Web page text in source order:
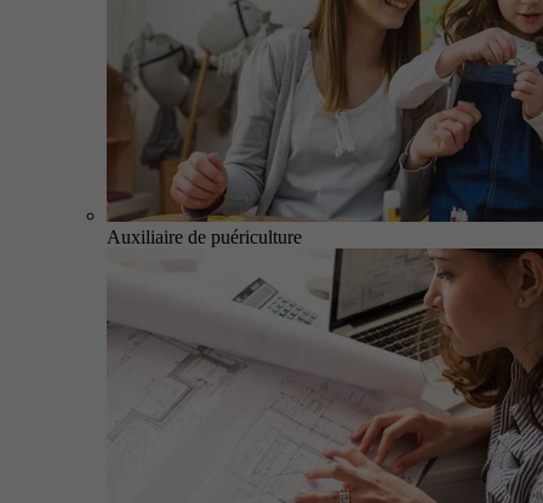
Auxiliaire de puériculture